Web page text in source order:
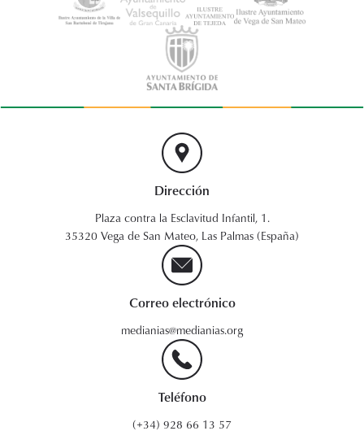
Dirección
Plaza contra la Esclavitud Infantil, 1.
35320 Vega de San Mateo, Las Palmas (España)
Correo electrónico
medianias@medianias.org
Teléfono
(+34) 928 66 13 57